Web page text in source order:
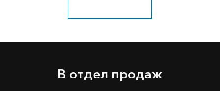
Посмотрите все отрасли
В отдел продаж